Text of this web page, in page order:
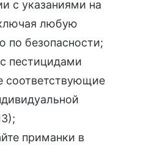
с указаниями на
любую
по безопасности;
пестицидами
соответствующие
приманки в